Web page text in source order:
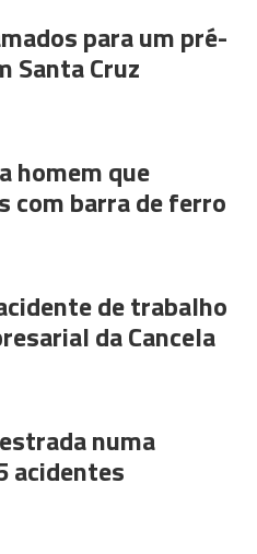
para um pré-
Santa Cruz
homem que
com barra de ferro
de trabalho
da Cancela
numa
acidentes